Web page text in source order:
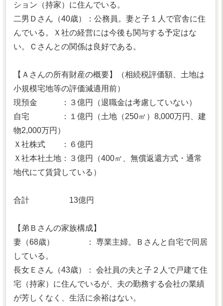
ション（持家）に住んでいる。
二男Ｄさん（40歳）：公務員。妻と子１人で官舎に住
んでいる。Ｘ社の経営には今後も関与する予定はな
い。Ｃさんとの関係は良好である。
【Ａさんの所有財産の概要】（相続税評価額、土地は
小規模宅地等の評価減適用前）
現預金 ：３億円（退職金は考慮していない）
自宅 ：１億円（土地（250㎡）8,000万円、建
物2,000万円）
Ｘ社株式 ：６億円
Ｘ社本社土地：３億円（400㎡、無償返還方式・通常
地代にて賃貸している）
合計 13億円
【弟Ｂさんの家族構成】
妻（68歳） ： 専業主婦。Ｂさんと自宅で同居
している。
長女Ｅさん（43歳）： 会社員の夫と子２人で戸建て住
宅（持家）に住んでいるが、夫の勤務する会社の業績
が芳しくなく、生活に余裕はない。